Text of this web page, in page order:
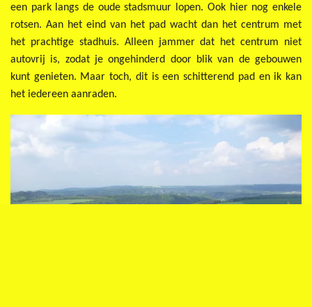
een park langs de oude stadsmuur lopen. Ook hier nog enkele
rotsen. Aan het eind van het pad wacht dan het centrum met
het prachtige stadhuis. Alleen jammer dat het centrum niet
autovrij is, zodat je ongehinderd door blik van de gebouwen
kunt genieten. Maar toch, dit is een schitterend pad en ik kan
het iedereen aanraden.